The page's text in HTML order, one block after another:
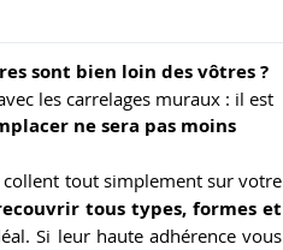
sont bien loin des vôtres ?
les carrelages muraux : il est
ne sera pas moins
collent tout simplement sur votre
tous types, formes et
Si leur haute adhérence vous